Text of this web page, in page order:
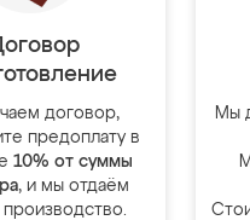
договор,
предоплату в
10% от суммы
, и мы отдаём
производство.
Мы